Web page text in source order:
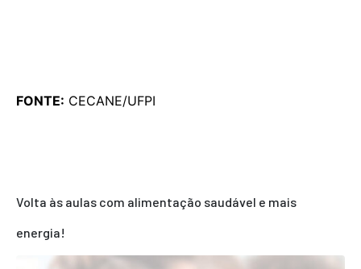
FONTE: CECANE/UFPI
Volta às aulas com alimentação saudável e mais
energia!